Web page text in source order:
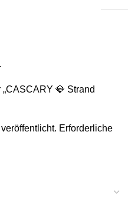
💎 Strand
Erforderliche